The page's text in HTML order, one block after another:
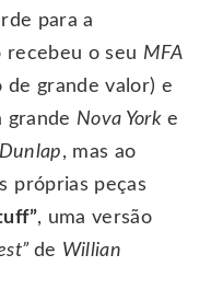
para a
recebeu o seu MFA
de grande valor) e
grande Nova York e
, mas ao
próprias peças
, uma versão
de Willian